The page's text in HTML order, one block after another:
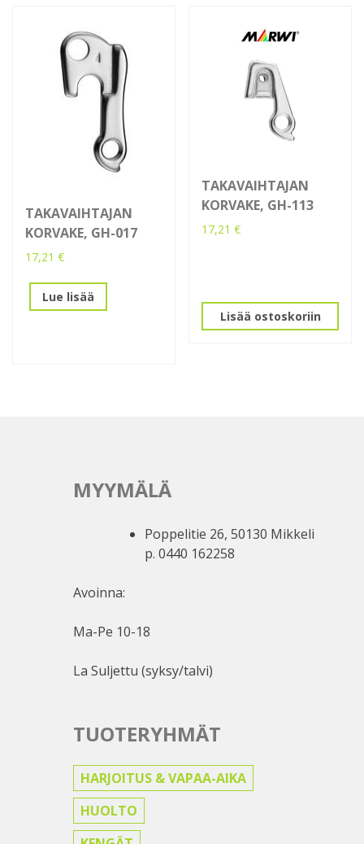
TAKAVAIHTAJAN
KORVAKE, GH-017
17,21 €
Lue lisää
TAKAVAIHTAJAN
KORVAKE, GH-113
17,21€
Lisää ostoskoriin
MYYMÄLÄ
Poppelitie 26, 50130 Mikkeli
p. 0440 162258
Avoinna:
Ma-Pe 10-18
La Suljettu (syksy/talvi)
TUOTERYHMÄT
HARJOITUS & VAPAA-AIKA
HUOLTO